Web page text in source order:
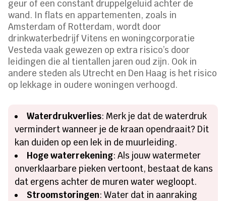
geur of een constant druppelgeluid achter de
wand. In flats en appartementen, zoals in
Amsterdam of Rotterdam, wordt door
drinkwaterbedrijf Vitens en woningcorporatie
Vesteda vaak gewezen op extra risico’s door
leidingen die al tientallen jaren oud zijn. Ook in
andere steden als Utrecht en Den Haag is het risico
op lekkage in oudere woningen verhoogd.
Waterdrukverlies: Merk je dat de waterdruk
vermindert wanneer je de kraan opendraait? Dit
kan duiden op een lek in de muurleiding.
Hoge waterrekening: Als jouw watermeter
onverklaarbare pieken vertoont, bestaat de kans
dat ergens achter de muren water wegloopt.
Stroomstoringen: Water dat in aanraking